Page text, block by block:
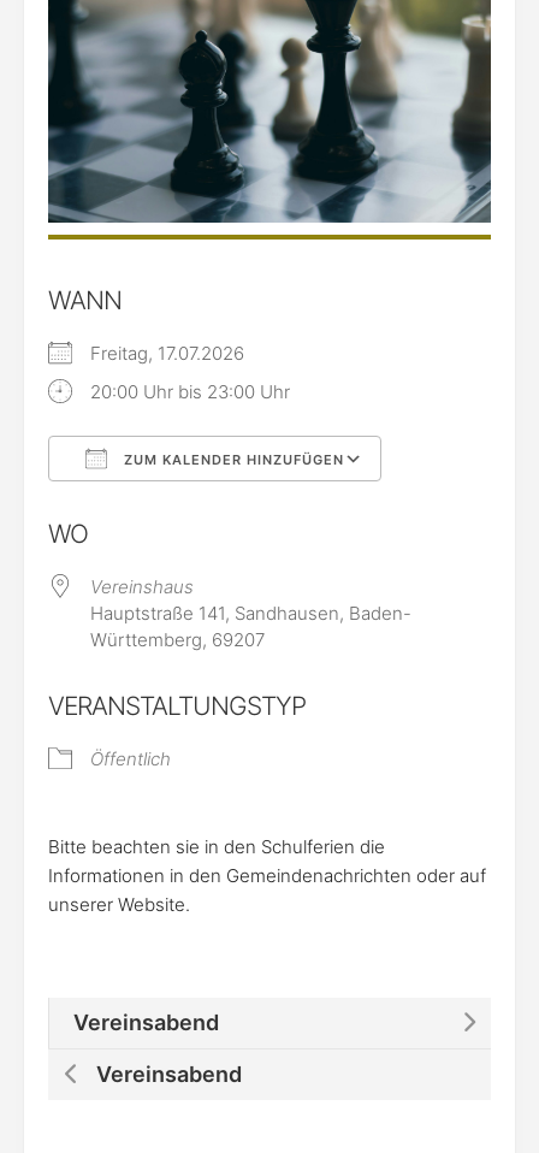
WANN
Freitag, 17.07.2026
20:00 Uhr bis 23:00 Uhr
ZUM KALENDER HINZUFÜGEN
WO
Vereinshaus
Hauptstraße 141, Sandhausen, Baden-
Württemberg, 69207
VERANSTALTUNGSTYP
Öffentlich
Bitte beachten sie in den Schulferien die
Informationen in den Gemeindenachrichten oder auf
unserer Website.
Vereinsabend
Vereinsabend